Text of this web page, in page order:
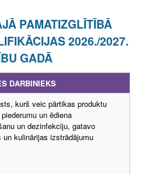
PAMATIZGLĪTĪBĀ
2026./2027.
GADĀ
DARBINIEKS
kurš veic pārtikas produktu
un ēdiena
un dezinfekciju, gatavo
kulinārijas izstrādājumu